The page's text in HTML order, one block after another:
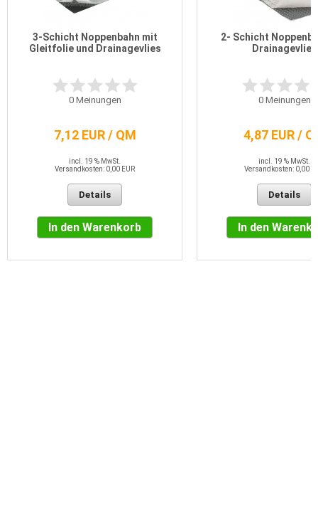
3-Schicht Noppenbahn mit
Gleitfolie und Drainagevlies
0Meinungen
7,12 EUR / QM
incl. 19 % MwSt.
Versandkosten: 0,00 EUR
Details
In den Warenkorb
2- Schicht
Drainagevlies
0Meinungen
4,87 EUR /
incl. 19 % MwSt.
Versandkosten: 0,00
Details
In den